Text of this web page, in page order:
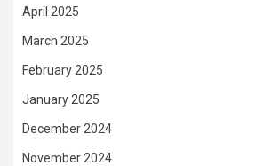
April 2025
March 2025
February 2025
January 2025
December 2024
November 2024